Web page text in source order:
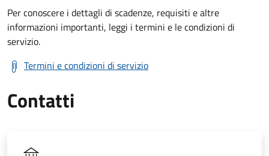
Per conoscere i dettagli di scadenze, requisiti e altre
informazioni importanti, leggi i termini e le condizioni di
servizio.
Termini e condizioni di servizio
Contatti